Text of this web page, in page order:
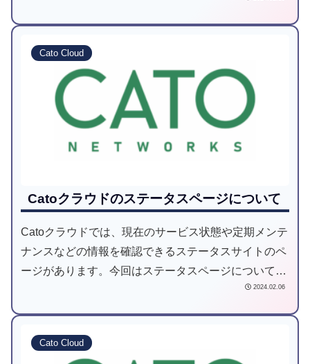
Cato Cloud
Catoクラウドのステータスページについて
Catoクラウドでは、現在のサービス状態や定期メンテ
ナンスなどの情報を確認できるステータスサイトのペ
ージがあります。今回はステータスページについて、
見方や使用方法を確認していきたいと思います。2024.02.06
Cato Cloud